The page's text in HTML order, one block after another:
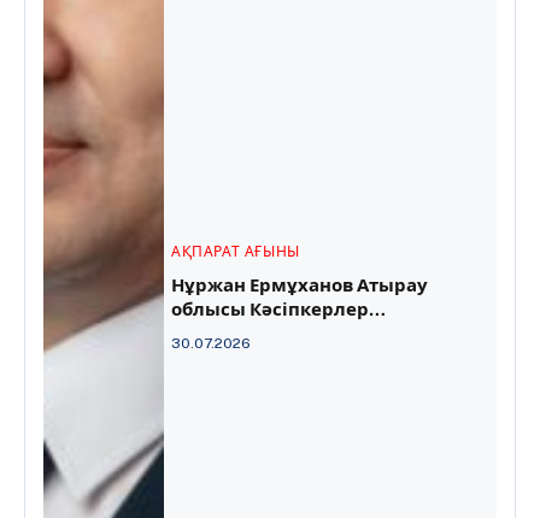
АҚПАРАТ АҒЫНЫ
Нұржан Ермұханов Атырау
облысы Кәсіпкерлер
30.07.2026